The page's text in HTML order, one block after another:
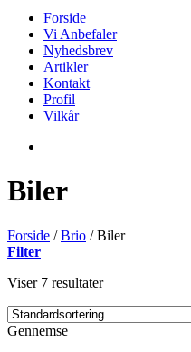
Forside
Vi Anbefaler
Nyhedsbrev
Artikler
Kontakt
Profil
Vilkår
Biler
Forside / Brio /Biler
Filter
Viser 7 resultater
Gennemse